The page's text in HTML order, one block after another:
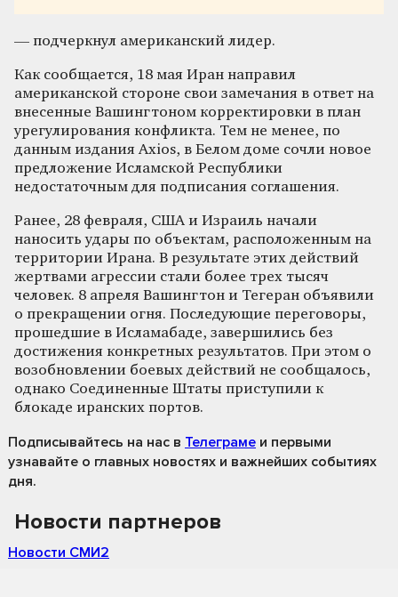
— подчеркнул американский лидер.
Как сообщается, 18 мая Иран направил
американской стороне свои замечания в ответ на
внесенные Вашингтоном корректировки в план
урегулирования конфликта. Тем не менее, по
данным издания Axios, в Белом доме сочли новое
предложение Исламской Республики
недостаточным для подписания соглашения.
Ранее, 28 февраля, США и Израиль начали
наносить удары по объектам, расположенным на
территории Ирана. В результате этих действий
жертвами агрессии стали более трех тысяч
человек. 8 апреля Вашингтон и Тегеран объявили
о прекращении огня. Последующие переговоры,
прошедшие в Исламабаде, завершились без
достижения конкретных результатов. При этом о
возобновлении боевых действий не сообщалось,
однако Соединенные Штаты приступили к
блокаде иранских портов.
Подписывайтесь на нас в Телеграме и первыми
узнавайте о главных новостях и важнейших событиях
дня.
Новости партнеров
Новости СМИ2